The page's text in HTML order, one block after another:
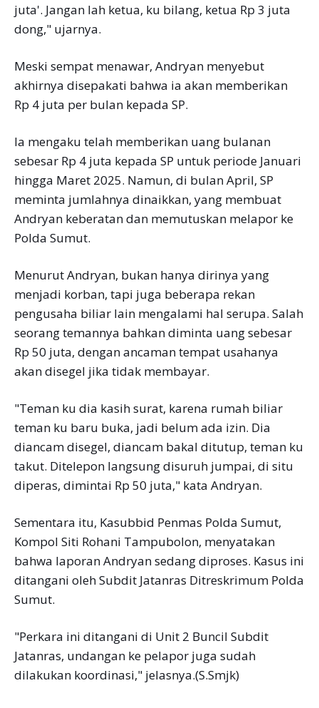
juta'. Jangan lah ketua, ku bilang, ketua Rp 3 juta
dong," ujarnya.
Meski sempat menawar, Andryan menyebut
akhirnya disepakati bahwa ia akan memberikan
Rp 4 juta per bulan kepada SP.
Ia mengaku telah memberikan uang bulanan
sebesar Rp 4 juta kepada SP untuk periode Januari
hingga Maret 2025. Namun, di bulan April, SP
meminta jumlahnya dinaikkan, yang membuat
Andryan keberatan dan memutuskan melapor ke
Polda Sumut.
Menurut Andryan, bukan hanya dirinya yang
menjadi korban, tapi juga beberapa rekan
pengusaha biliar lain mengalami hal serupa. Salah
seorang temannya bahkan diminta uang sebesar
Rp 50 juta, dengan ancaman tempat usahanya
akan disegel jika tidak membayar.
"Teman ku dia kasih surat, karena rumah biliar
teman ku baru buka, jadi belum ada izin. Dia
diancam disegel, diancam bakal ditutup, teman ku
takut. Ditelepon langsung disuruh jumpai, di situ
diperas, dimintai Rp 50 juta," kata Andryan.
Sementara itu, Kasubbid Penmas Polda Sumut,
Kompol Siti Rohani Tampubolon, menyatakan
bahwa laporan Andryan sedang diproses. Kasus ini
ditangani oleh Subdit Jatanras Ditreskrimum Polda
Sumut.
"Perkara ini ditangani di Unit 2 Buncil Subdit
Jatanras, undangan ke pelapor juga sudah
dilakukan koordinasi," jelasnya.(S.Smjk)